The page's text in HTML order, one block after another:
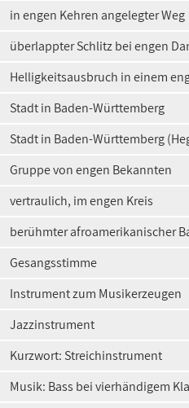
in engen Kehren angelegter Weg
überlappter Schlitz bei engen
Helligkeitsausbruch in einem
Stadt in Baden-Württemberg
Stadt in Baden-Württemberg
Gruppe von engen Bekannten
vertraulich, im engen Kreis
berühmter afroamerikanischer
Gesangsstimme
Instrument zum Musikerzeugen
Jazzinstrument
Kurzwort: Streichinstrument
Musik: Bass bei vierhändigem